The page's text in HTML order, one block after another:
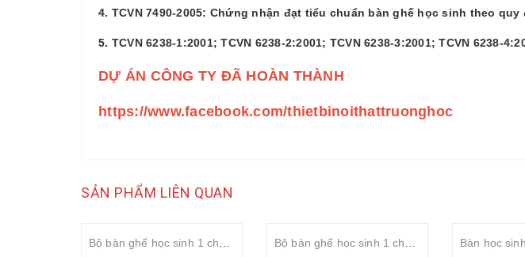
4. TCVN 7490-2005: Chứng nhận đạt tiểu chuẩn bàn ghế học sinh theo
5. TCVN 6238-1:2001; TCVN 6238-2:2001; TCVN 6238-3:2001; TCVN 6238-
DỰ ÁN CÔNG TY ĐÃ HOÀN THÀNH
https://www.facebook.com/thietbinoithattruonghoc
SẢN PHẨM LIÊN QUAN
Bộ bàn ghế học sinh 1 chỗ ngồi cố định S-study mặt gỗ tự nhiên Cao Su 18mm rộng 600mm Bộ bàn ghế học sinh 1 chỗ ngồi cố định S-study mặt gỗ MDF 18mm rộng 600mm